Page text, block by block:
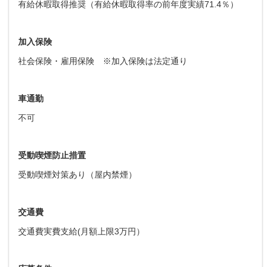
有給休暇取得推奨（有給休暇取得率の前年度実績71.4％）
加入保険
社会保険・雇用保険 ※加入保険は法定通り
車通勤
不可
受動喫煙防止措置
受動喫煙対策あり（屋内禁煙）
交通費
交通費実費支給(月額上限3万円）